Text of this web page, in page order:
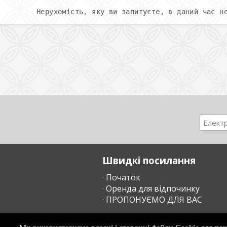
Нерухомість, яку ви запитуєте, в даний час
Швидкі посилання
· Початок
· Оренда для відпочинку
· ПРОПОНУЄМО ДЛЯ ВАС